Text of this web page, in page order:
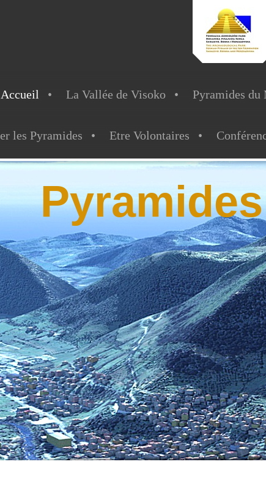
Accueil La Vallée de Visoko Pyramides du
les Pyramides Etre Volontaires